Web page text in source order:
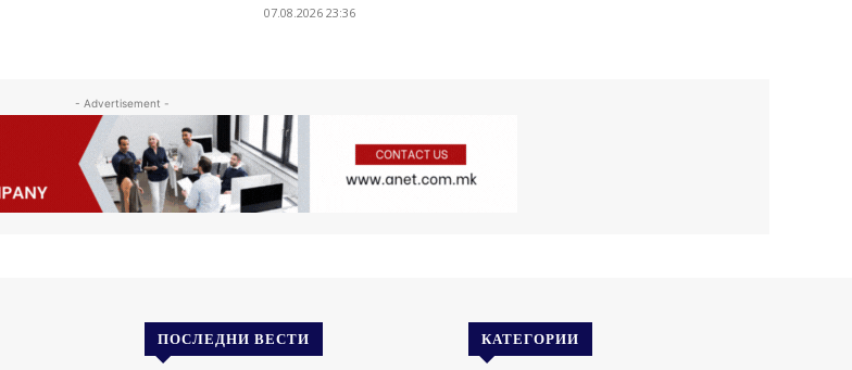
07.08.2026 23:36
- Advertisement -
ПОСЛЕДНИ ВЕСТИ КАТЕГОРИИ